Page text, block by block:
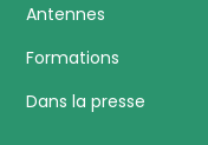
Antennes
Formations
Dans la presse